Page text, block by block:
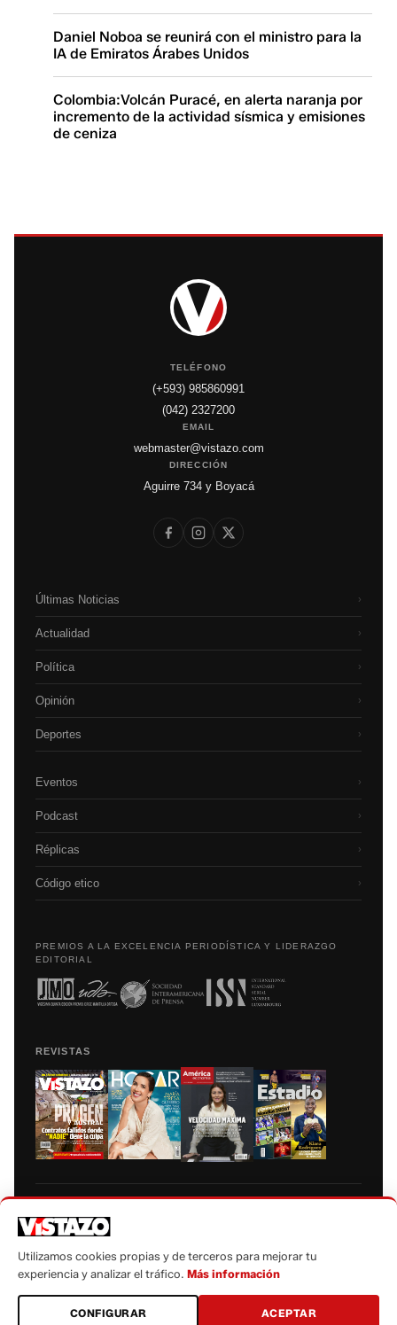
Daniel Noboa se reunirá con el ministro para la
IA de Emiratos Árabes Unidos
Colombia:Volcán Puracé, en alerta naranja por
incremento de la actividad sísmica y emisiones
de ceniza
TELÉFONO
(+593) 985860991
(042) 2327200
EMAIL
webmaster@vistazo.com
DIRECCIÓN
Aguirre 734 y Boyacá
Últimas Noticias ›
Actualidad ›
Política ›
Opinión ›
Deportes ›
Eventos ›
Podcast ›
Réplicas ›
Código etico ›
PREMIOS A LA EXCELENCIA PERIODÍSTICA Y LIDERAZGO
EDITORIAL
REVISTAS
autorización escrita de su titular, de todos los contenidos de Vistazo.com.
Utilizamos cookies propias y de terceros para mejorar tu
experiencia y analizar el tráfico. Más información
CONFIGURAR ACEPTAR